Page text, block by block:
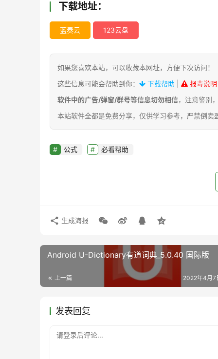
下载地址：
蓝奏云 123云盘
如果您喜欢本站，可以收藏本网址，方便下次访问！
这些信息可能会帮助到你：
下载帮助 报毒说明
软件中的广告/弹窗/群号等信息切勿相信，注意鉴别
本站软件全都是免费分享，仅供学习参考，严禁倒卖
公式 必看帮助
生成海报
Android U-Dictionary有道词典_5.0.40 国际版
上一篇 2022年4月7
发表回复
请登录后评论...